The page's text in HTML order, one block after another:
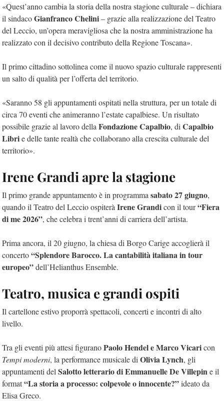
«Quest’anno cambia la storia della nostra stagione culturale – dichiara
il sindacoGianfranco Chelini– grazie alla realizzazione del Teatro
del Leccio, un’opera meravigliosa che la nostra amministrazione ha
realizzato con il decisivo contributo della Regione Toscana».
Il primo cittadino sottolinea come il nuovo spazio culturale rappresenti
un salto di qualità per l’offerta del territorio.
«Saranno 58 gli appuntamenti ospitati nella struttura, per un totale di
circa 70 eventi che animeranno l’estate capalbiese. Un risultato
possibile grazie al lavoro della Fondazione Capalbio, di Capalbio
Librie delle tante realtà che collaborano alla crescita culturale del
territorio».
Irene Grandi apre la stagione
Il primo grande appuntamento è in programma sabato 27 giugno,
quando il Teatro del Leccio ospiterà Irene Grandicon il tour“Fiera
di me 2026”, che celebra i trent’anni di carriera dell’artista.
Prima ancora, il 20 giugno, la chiesa di Borgo Carige accoglierà il
concerto“Splendore Barocco. La cantabilità italiana in tour
europeo”dell’Helianthus Ensemble.
Teatro, musica e grandi ospiti
Il cartellone estivo proporrà spettacoli, concerti e incontri di alto
livello.
Tra gli eventi più attesi figuranoPaolo Hendel e Marco Vicaricon
Tempi moderni, la performance musicale di Olivia Lynch, gli
appuntamenti del Salotto letterario di Emmanuelle De Villepine il
format“La storia a processo: colpevole o innocente?”ideato da
Elisa Greco.